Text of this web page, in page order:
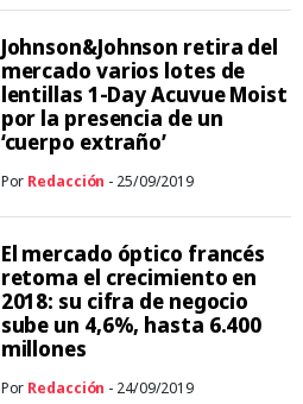
Johnson&Johnson retira del
mercado varios lotes de
lentillas 1-Day Acuvue Moist
por la presencia de un
‘cuerpo extraño’
Por Redacción - 25/09/2019
El mercado óptico francés
retoma el crecimiento en
2018: su cifra de negocio
sube un 4,6%, hasta 6.400
millones
Por Redacción - 24/09/2019